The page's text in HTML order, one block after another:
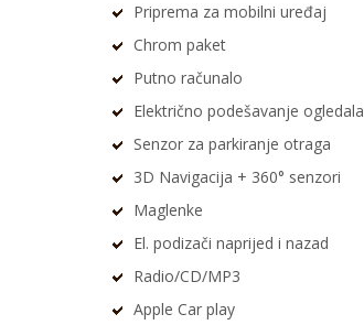
Priprema za mobilni uređaj
Chrom paket
Putno računalo
Električno podešavanje ogledala
Senzor za parkiranje otraga
3D Navigacija + 360° senzori
Maglenke
El. podizači naprijed i nazad
Radio/CD/MP3
Apple Car play